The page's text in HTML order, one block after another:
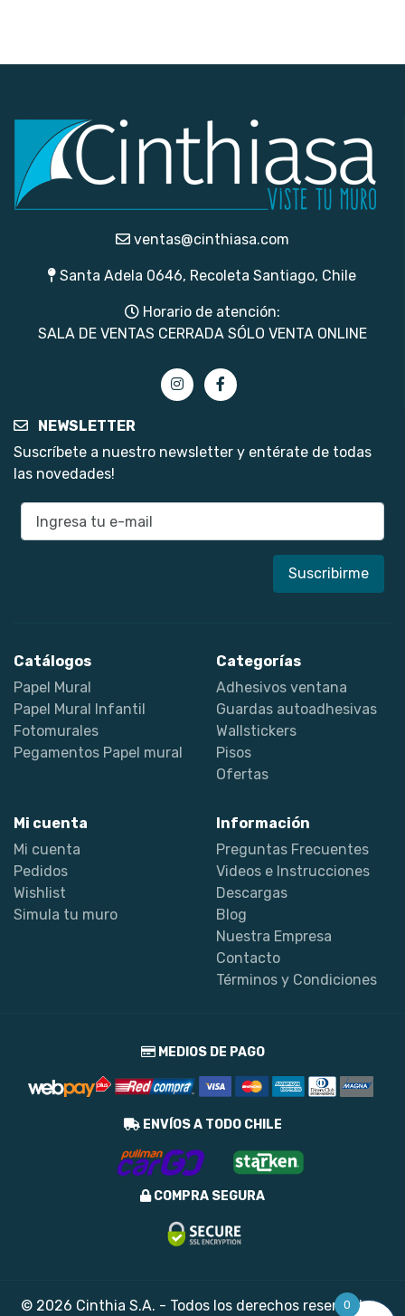
ventas@cinthiasa.com
Santa Adela 0646, Recoleta Santiago, Chile
Horario de atención:
SALA DE VENTAS CERRADA SÓLO VENTA ONLINE
NEWSLETTER
Suscríbete a nuestro newsletter y entérate de todas
las novedades!
E-mail
Catálogos
Papel Mural
Papel Mural Infantil
Fotomurales
Pegamentos Papel mural
Categorías
Adhesivos ventana
Guardas autoadhesivas
Wallstickers
Pisos
Ofertas
Mi cuenta
Mi cuenta
Pedidos
Wishlist
Simula tu muro
Información
Preguntas Frecuentes
Videos e Instrucciones
Descargas
Blog
Nuestra Empresa
Contacto
Términos y Condiciones
MEDIOS DE PAGO
ENVÍOS A TODO CHILE
COMPRA SEGURA
© 2026 Cinthia S.A. - Todos los derechos reservados
0